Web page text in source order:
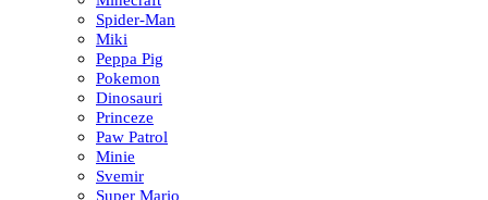
Spider-Man
Miki
Peppa Pig
Pokemon
Dinosauri
Princeze
Paw Patrol
Minie
Svemir
Super Mario